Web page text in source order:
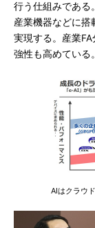
行う仕組みである
産業機器などに搭
実現する。産業
強性も高めている。
AIはクラウ